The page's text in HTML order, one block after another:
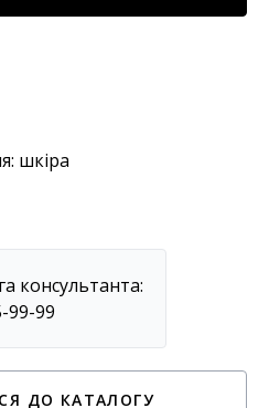
шкіра
консультанта:
99-99
ДО КАТАЛОГУ